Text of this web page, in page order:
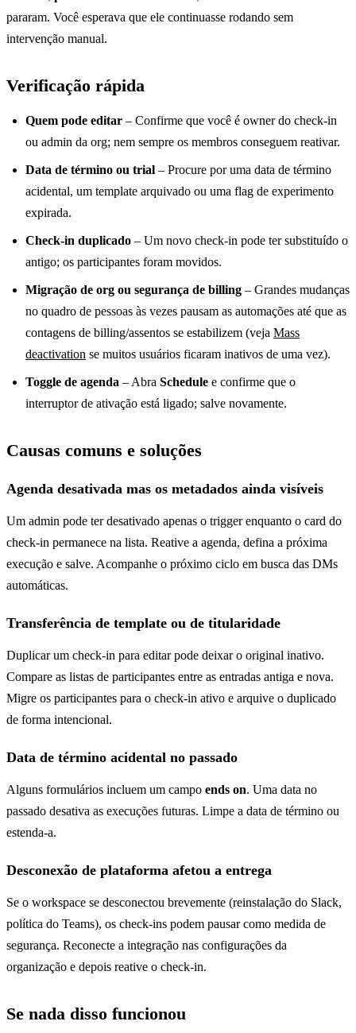
pararam. Você esperava que ele continuasse rodando sem
intervenção manual.
Verificação rápida
Quem pode editar – Confirme que você é owner do check-in
ou admin da org; nem sempre os membros conseguem reativar.
Data de término ou trial – Procure por uma data de término
acidental, um template arquivado ou uma flag de experimento
expirada.
Check-in duplicado – Um novo check-in pode ter substituído o
antigo; os participantes foram movidos.
Migração de org ou segurança de billing – Grandes mudanças
no quadro de pessoas às vezes pausam as automações até que as
contagens de billing/assentos se estabilizem (veja Mass
deactivation se muitos usuários ficaram inativos de uma vez).
Toggle de agenda – Abra Schedule e confirme que o
interruptor de ativação está ligado; salve novamente.
Causas comuns e soluções
Agenda desativada mas os metadados ainda visíveis
Um admin pode ter desativado apenas o trigger enquanto o card do
check-in permanece na lista. Reative a agenda, defina a próxima
execução e salve. Acompanhe o próximo ciclo em busca das DMs
automáticas.
Transferência de template ou de titularidade
Duplicar um check-in para editar pode deixar o original inativo.
Compare as listas de participantes entre as entradas antiga e nova.
Migre os participantes para o check-in ativo e arquive o duplicado
de forma intencional.
Data de término acidental no passado
Alguns formulários incluem um campo ends on. Uma data no
passado desativa as execuções futuras. Limpe a data de término ou
estenda-a.
Desconexão de plataforma afetou a entrega
Se o workspace se desconectou brevemente (reinstalação do Slack,
política do Teams), os check-ins podem pausar como medida de
segurança. Reconecte a integração nas configurações da
organização e depois reative o check-in.
Se nada disso funcionou